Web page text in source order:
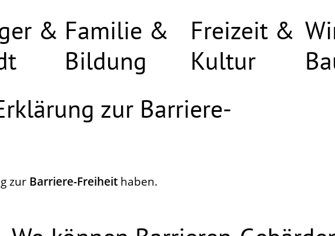
& Familie &
Bildung
Freizeit &
Kultur
zur Barriere-
zur Barriere-Freiheit haben.